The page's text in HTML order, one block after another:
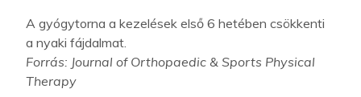
A gyógytorna a kezelések első 6 hetében csökkenti
a nyaki fájdalmat.
Forrás: Journal of Orthopaedic & Sports Physical
Therapy